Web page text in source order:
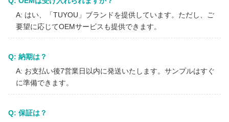
A: はい、「TUYOU」ブランドを提供しています。ただし、ご
要望に応じてOEMサービスも提供できます。
Q: 納期は？
A: お支払い後7営業日以内に発送いたします。サンプルはすぐ
に準備できます。
Q: 保証は？